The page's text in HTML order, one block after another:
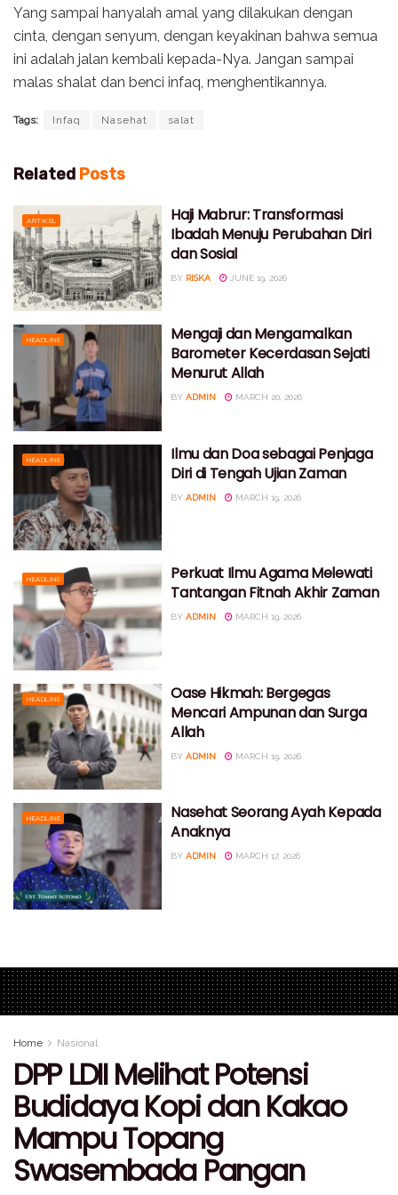
Yang sampai hanyalah amal yang dilakukan dengan
cinta, dengan senyum, dengan keyakinan bahwa semua
ini adalah jalan kembali kepada-Nya. Jangan sampai
malas shalat dan benci infaq, menghentikannya.
Tags: Infaq Nasehat salat
Related Posts
ARTIKEL
Haji Mabrur: Transformasi
Ibadah Menuju Perubahan Diri
dan Sosial
BY RISKA JUNE 19, 2026
HEADLINE
Mengaji dan Mengamalkan
Barometer Kecerdasan Sejati
Menurut Allah
BY ADMIN MARCH 20, 2026
HEADLINE
Ilmu dan Doa sebagai Penjaga
Diri di Tengah Ujian Zaman
BY ADMIN MARCH 19, 2026
HEADLINE
Perkuat Ilmu Agama Melewati
Tantangan Fitnah Akhir Zaman
BY ADMIN MARCH 19, 2026
HEADLINE
Oase Hikmah: Bergegas
Mencari Ampunan dan Surga
Allah
BY ADMIN MARCH 19, 2026
HEADLINE
Nasehat Seorang Ayah Kepada
Anaknya
BY ADMIN MARCH 17, 2026
Home Nasional
DPP LDII Melihat Potensi
Budidaya Kopi dan Kakao
Mampu Topang
Swasembada Pangan